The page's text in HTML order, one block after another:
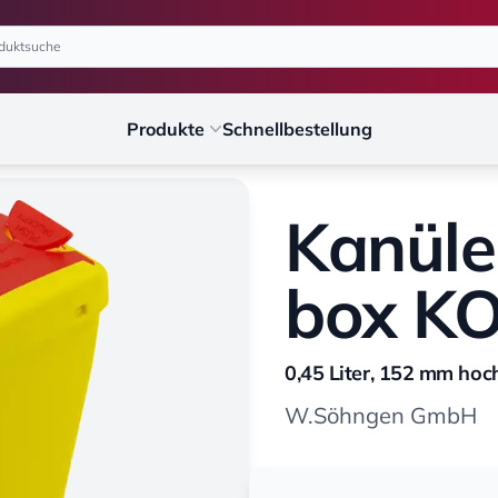
Produkte Schnellbestellung
box
0,45 Liter, 152 mm
W.Söhngen GmbH